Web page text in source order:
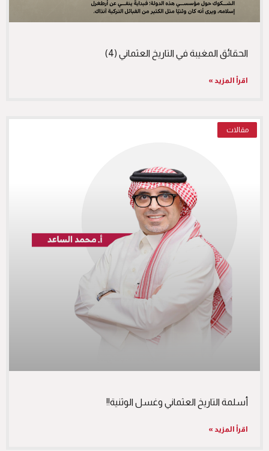
الحقائق المغيبة في التاريخ العثماني (4)
اقرأ المزيد »
مقالات
أسلمة التاريخ العثماني وغسل الوثنية!!
اقرأ المزيد »